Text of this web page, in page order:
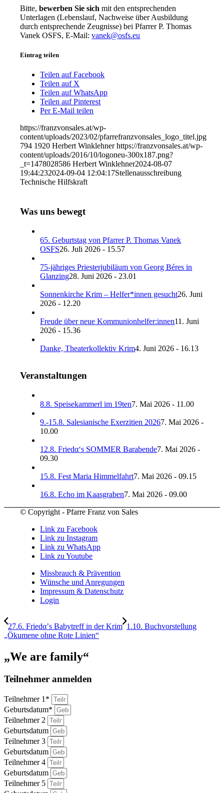
Bitte,bewerben Sie sich mit den entsprechenden
Unterlagen (Lebenslauf, Nachweise über Ausbildung
durch entsprechende Zeugnisse) bei Pfarrer P. Thomas
Vanek OSFS, E-Mail:vanek@osfs.eu
Eintrag teilen
Teilen auf Facebook
Teilen auf X
Teilen auf WhatsApp
Teilen auf Pinterest
Per E-Mail teilen
https://franzvonsales.at/wp-
content/uploads/2023/02/pfarrefranzvonsales_logo_titel.jpg
794 1920 Herbert Winklehner https://franzvonsales.at/wp-
content/uploads/2016/10/logoneu-300x187.png?
_t=1478028586 Herbert Winklehner2024-08-07
19:44:232024-09-04 12:04:17Stellenausschreibung
Technische Hilfskraft
Was uns bewegt
65. Geburtstag von Pfarrer P. Thomas Vanek
OSFS26. Juli 2026 - 15.57
75-jähriges Priesterjubiläum von Georg Béres in
Glanzing28. Juni 2026 - 23.01
Sonnenkirche Krim – Helfer*innen gesucht26. Juni
2026 - 12.20
Freude über neue Kommunionhelfer:innen11. Juni
2026 - 15.36
Danke, Theaterkollektiv Krim4. Juni 2026 - 16.13
Veranstaltungen
8.8. Speisekammerl im 19ten7. Mai 2026 - 11.00
9.-15.8. Salesianische Exerzitien 20267. Mai 2026 -
10.00
12.8. Friedα‘s SOMMER Barabende7. Mai 2026 -
09.30
15.8. Fest Maria Himmelfahrt7. Mai 2026 - 09.15
16.8. Echo im Kaasgraben7. Mai 2026 - 09.00
© Copyright - Pfarre Franz von Sales
Link zu Facebook
Link zu Instagram
Link zu WhatsApp
Link zu Youtube
Missbrauch & Prävention
Wünsche und Anregungen
Impressum & Datenschutz
Login
27.6. Friedα’s Babytreff in der Krim 1.10. Buchvorstellung
„Ökumene ohne Rote Linien“
„We are family“
Teilnehmer anmelden
Teilnehmer 1*
Geburtsdatum*
Teilnehmer 2
Geburtsdatum
Teilnehmer 3
Geburtsdatum
Teilnehmer 4
Geburtsdatum
Teilnehmer 5